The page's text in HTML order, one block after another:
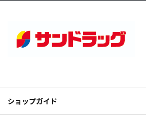
ショップガイド